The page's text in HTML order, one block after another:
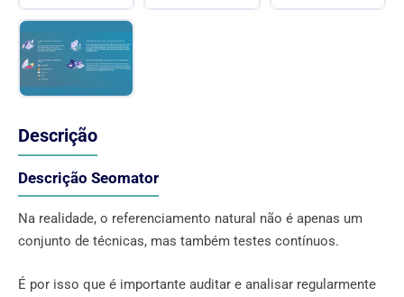
Descrição
Descrição Seomator
Na realidade, o referenciamento natural não é apenas um
conjunto de técnicas, mas também testes contínuos.
É por isso que é importante auditar e analisar regularmente